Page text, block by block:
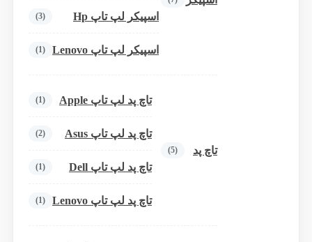
اسپیکر لپ تاپ Hp (3)
اسپیکر لپ تاپ Lenovo (1)
تاچ پد (5)
تاچ پد لپ تاپ Apple (1)
تاچ پد لپ تاپ Asus (2)
تاچ پد لپ تاپ Dell (1)
تاچ پد لپ تاپ Lenovo (1)